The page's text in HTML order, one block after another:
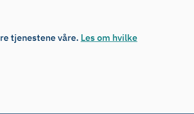
tjenestene våre. Les om hvilke